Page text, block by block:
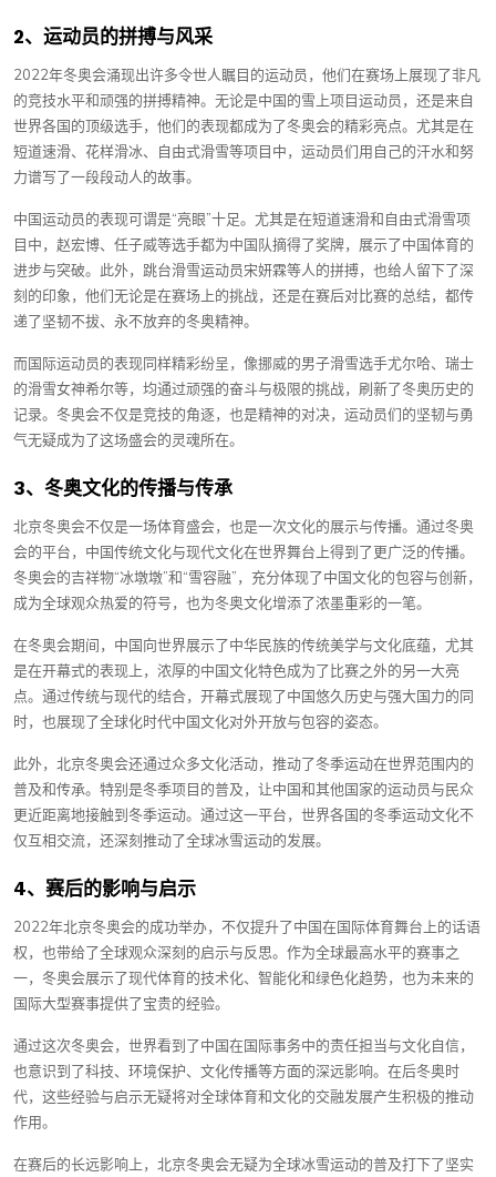
2、运动员的拼搏与风采
2022年冬奥会涌现出许多令世人瞩目的运动员，他们在赛场上展现了非凡
的竞技水平和顽强的拼搏精神。无论是中国的雪上项目运动员，还是来自
世界各国的顶级选手，他们的表现都成为了冬奥会的精彩亮点。尤其是在
短道速滑、花样滑冰、自由式滑雪等项目中，运动员们用自己的汗水和努
力谱写了一段段动人的故事。
中国运动员的表现可谓是“亮眼”十足。尤其是在短道速滑和自由式滑雪项
目中，赵宏博、任子威等选手都为中国队摘得了奖牌，展示了中国体育的
进步与突破。此外，跳台滑雪运动员宋妍霖等人的拼搏，也给人留下了深
刻的印象，他们无论是在赛场上的挑战，还是在赛后对比赛的总结，都传
递了坚韧不拔、永不放弃的冬奥精神。
而国际运动员的表现同样精彩纷呈，像挪威的男子滑雪选手尤尔哈、瑞士
的滑雪女神希尔等，均通过顽强的奋斗与极限的挑战，刷新了冬奥历史的
记录。冬奥会不仅是竞技的角逐，也是精神的对决，运动员们的坚韧与勇
气无疑成为了这场盛会的灵魂所在。
3、冬奥文化的传播与传承
北京冬奥会不仅是一场体育盛会，也是一次文化的展示与传播。通过冬奥
会的平台，中国传统文化与现代文化在世界舞台上得到了更广泛的传播。
冬奥会的吉祥物“冰墩墩”和“雪容融”，充分体现了中国文化的包容与创新，
成为全球观众热爱的符号，也为冬奥文化增添了浓墨重彩的一笔。
在冬奥会期间，中国向世界展示了中华民族的传统美学与文化底蕴，尤其
是在开幕式的表现上，浓厚的中国文化特色成为了比赛之外的另一大亮
点。通过传统与现代的结合，开幕式展现了中国悠久历史与强大国力的同
时，也展现了全球化时代中国文化对外开放与包容的姿态。
此外，北京冬奥会还通过众多文化活动，推动了冬季运动在世界范围内的
普及和传承。特别是冬季项目的普及，让中国和其他国家的运动员与民众
更近距离地接触到冬季运动。通过这一平台，世界各国的冬季运动文化不
仅互相交流，还深刻推动了全球冰雪运动的发展。
4、赛后的影响与启示
2022年北京冬奥会的成功举办，不仅提升了中国在国际体育舞台上的话语
权，也带给了全球观众深刻的启示与反思。作为全球最高水平的赛事之
一，冬奥会展示了现代体育的技术化、智能化和绿色化趋势，也为未来的
国际大型赛事提供了宝贵的经验。
通过这次冬奥会，世界看到了中国在国际事务中的责任担当与文化自信，
也意识到了科技、环境保护、文化传播等方面的深远影响。在后冬奥时
代，这些经验与启示无疑将对全球体育和文化的交融发展产生积极的推动
作用。
在赛后的长远影响上，北京冬奥会无疑为全球冰雪运动的普及打下了坚实